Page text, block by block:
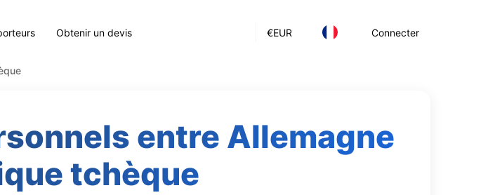
€EUR Connecter
Obtenir un devis
entre Allemagne
tchèque